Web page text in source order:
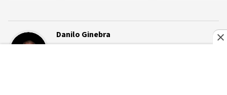
Danilo Ginebra